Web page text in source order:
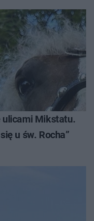
ulicami Mikstatu.
u św. Rocha”